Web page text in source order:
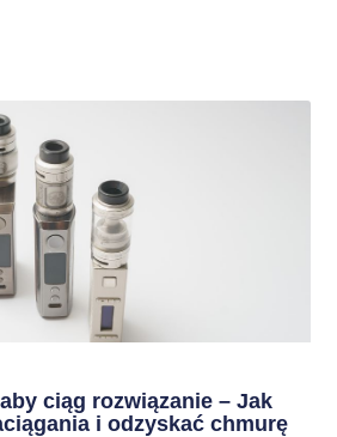
ciąg rozwiązanie – Jak
i odzyskać chmurę